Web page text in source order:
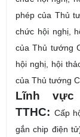
phép của Thủ
chức hội nghị,
của Thủ tướng
hội nghị, hội
của Thủ tướng
Lĩnh
TTHC: Cấp
gắn chip điện